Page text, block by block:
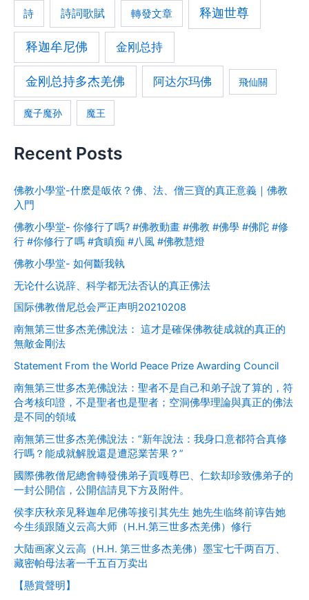
詩 詩詞歌賦 轉發文章 释迦世尊
释迦牟尼佛 金刚总持
金刚总持多杰羌佛 阿达尔玛佛 飛仙關
魔子魔孙 魔王
Recent Posts
佛教小學堂-什麽是皈依？佛、法、僧三寶的真正意義｜佛教
入門
佛教小學堂- 你修行了嗎? #佛教動畫 #佛教 #佛學 #佛陀 #修
行 #你修行了嗎 #貪瞋痴 #八風 #佛教慧燈
佛教小學堂- 如何斷我執
无论什么说辞、科学都无法否认的真正佛法
国际佛教僧尼总会严正声明20210208
南無第三世多杰羌佛說法： 這才是確保佛教徒成就的真正的
無敵金剛法
Statement From the World Peace Prize Awarding Council
南無第三世多杰羌佛說法：聖者不是自己和弟子說了算的，符
合考核印證，不是聖者也是聖者；空洞佛學理論與真正的佛法
是不同的領域
南無第三世多杰羌佛說法：“新年說法：我身口意都符合真修
行嗎？能成就解脫還是遭惡業苦果？”
國際佛教僧尼總會轉發佛弟子貢嘎尊巴、仁欽却珍致佛弟子的
一封公開信，公開信請見下方及附件。
侯李庆秋亲见释迦牟尼佛等接引其先生 她先生临终前谆告她
今生须跟随义云高大师（H.H.第三世多杰羌佛）修行
大陆画家义云高（H.H. 第三世多杰羌佛）墨宝七千两百万、
藏密帕母法著一千五百万卖出
【懸賞聲明】